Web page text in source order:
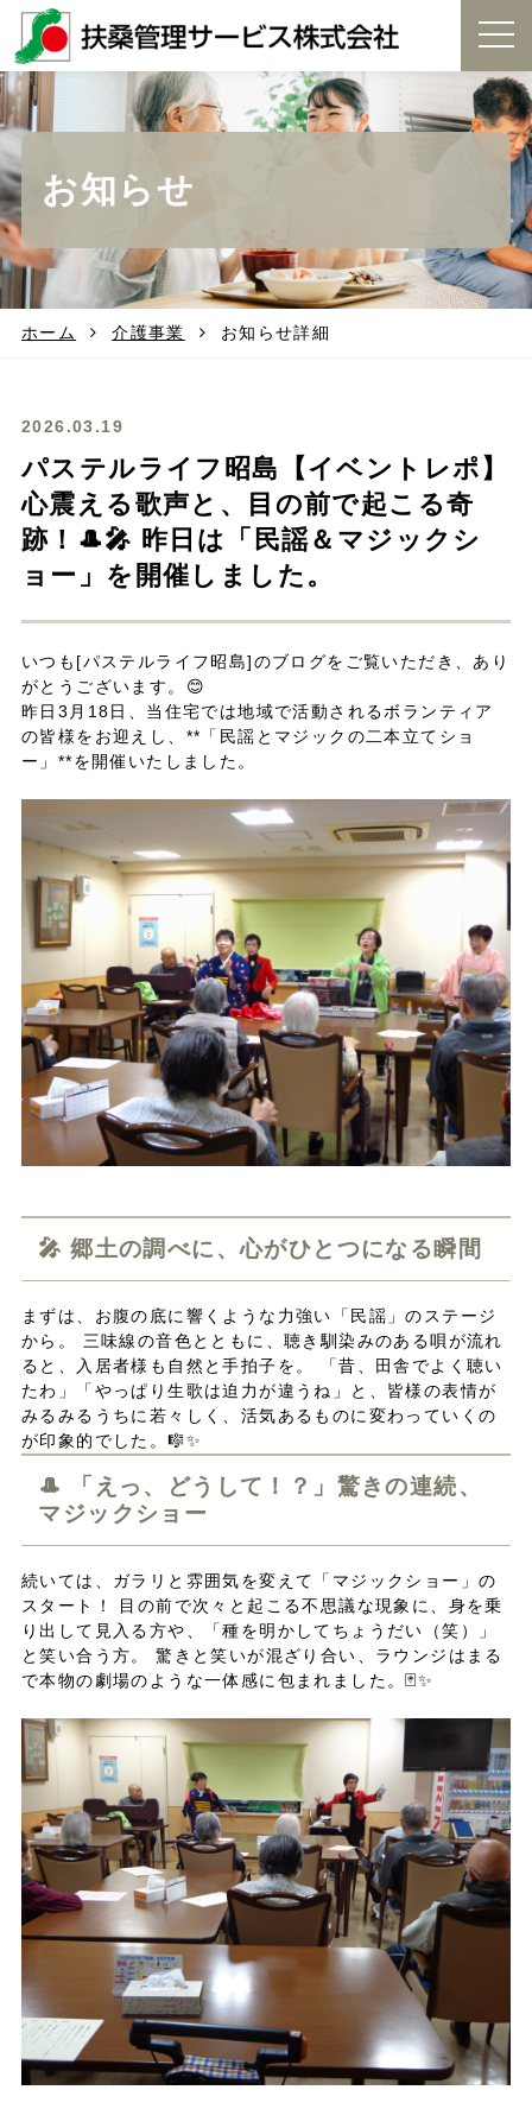
t
g
g
l
i
g
a
お知らせ
ホーム 介護事業 お知らせ詳細
2026.03.19
パステルライフ昭島【イベントレポ】
心震える歌声と、目の前で起こる奇
跡！🎩🎤 昨日は「民謡＆マジックシ
ョー」を開催しました。
いつも[パステルライフ昭島]のブログをご覧いただき、あり
がとうございます。😊
昨日3月18日、当住宅では地域で活動されるボランティア
の皆様をお迎えし、**「民謡とマジックの二本立てショ
ー」**を開催いたしました。
🎤 郷土の調べに、心がひとつになる瞬間
まずは、お腹の底に響くような力強い「民謡」のステージ
から。 三味線の音色とともに、聴き馴染みのある唄が流れ
ると、入居者様も自然と手拍子を。 「昔、田舎でよく聴い
たわ」「やっぱり生歌は迫力が違うね」と、皆様の表情が
みるみるうちに若々しく、活気あるものに変わっていくの
が印象的でした。🎼✨
🎩 「えっ、どうして！？」驚きの連続、
マジックショー
続いては、ガラリと雰囲気を変えて「マジックショー」の
スタート！ 目の前で次々と起こる不思議な現象に、身を乗
り出して見入る方や、「種を明かしてちょうだい（笑）」
と笑い合う方。 驚きと笑いが混ざり合い、ラウンジはまる
で本物の劇場のような一体感に包まれました。🃏✨